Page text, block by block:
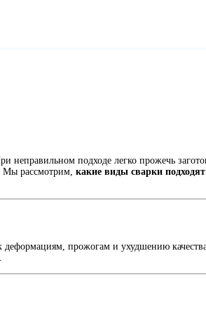
неправильном подходе легко прожечь
. Мы рассмотрим, какие виды сварки
прожогам и ухудшению